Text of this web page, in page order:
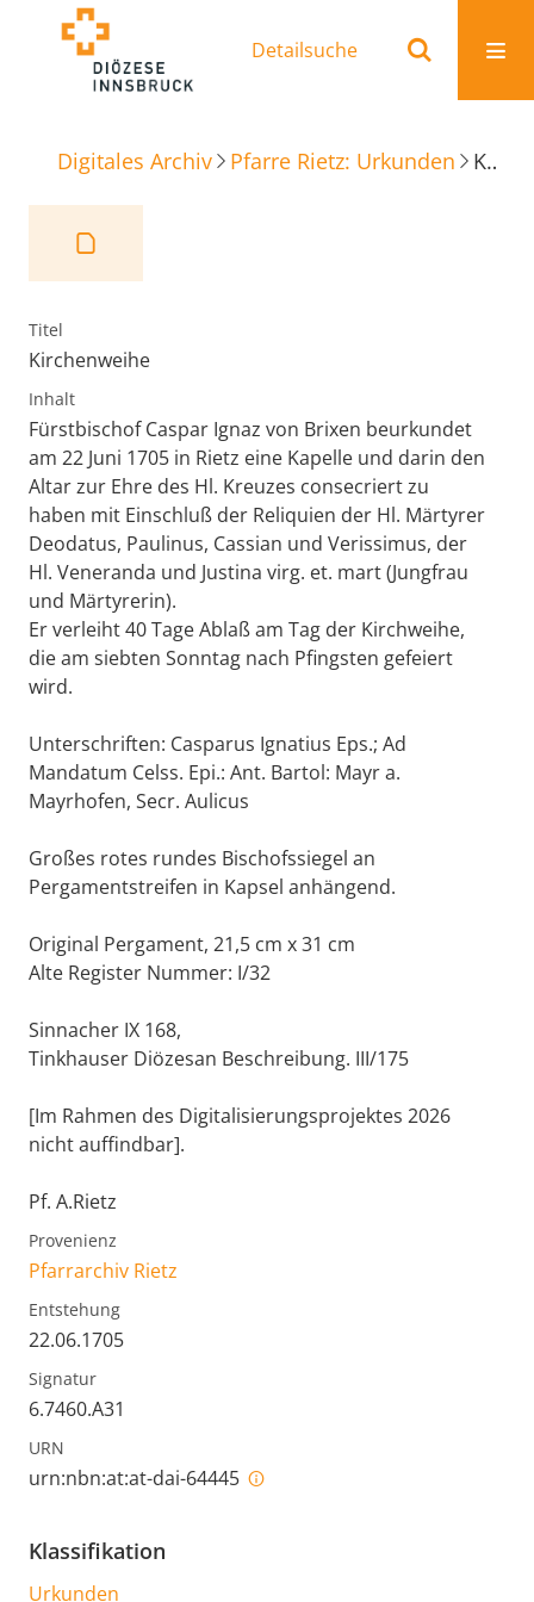
Detailsuche
Digitales Archiv Pfarre Rietz: Urkunden Kirchenweihe
Titel
Kirchenweihe
Inhalt
Fürstbischof Caspar Ignaz von Brixen beurkundet
am 22 Juni 1705 in Rietz eine Kapelle und darin den
Altar zur Ehre des Hl. Kreuzes consecriert zu
haben mit Einschluß der Reliquien der Hl. Märtyrer
Deodatus, Paulinus, Cassian und Verissimus, der
Hl. Veneranda und Justina virg. et. mart (Jungfrau
und Märtyrerin).
Er verleiht 40 Tage Ablaß am Tag der Kirchweihe,
die am siebten Sonntag nach Pfingsten gefeiert
wird.
Unterschriften: Casparus Ignatius Eps.; Ad
Mandatum Celss. Epi.: Ant. Bartol: Mayr a.
Mayrhofen, Secr. Aulicus
Großes rotes rundes Bischofssiegel an
Pergamentstreifen in Kapsel anhängend.
Original Pergament, 21,5 cm x 31 cm
Alte Register Nummer: I/32
Sinnacher IX 168,
Tinkhauser Diözesan Beschreibung. III/175
[Im Rahmen des Digitalisierungsprojektes 2026
nicht auffindbar].
Pf. A.Rietz
Provenienz
Pfarrarchiv Rietz
Entstehung
22.06.1705
Signatur
6.7460.A31
URN
urn:nbn:at:at-dai-64445
Klassifikation
Urkunden